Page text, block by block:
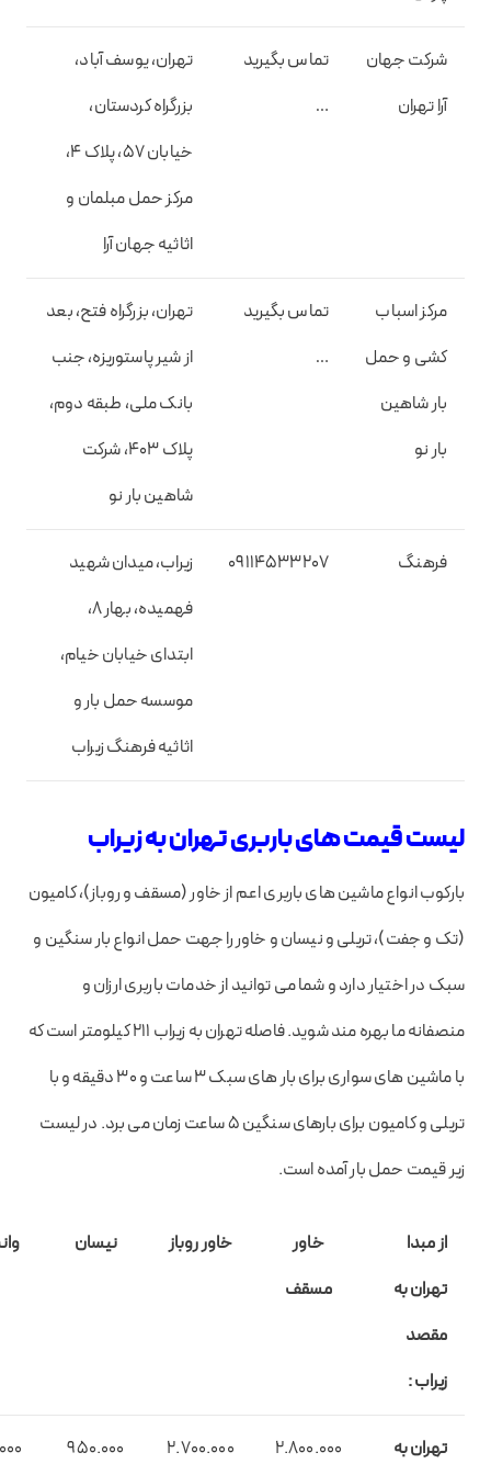
شرکت جهان
آرا تهران
تماس بگیرید
…
تهران، یوسف آباد،
بزرگراه کردستان،
خیابان 57، پلاک 4،
مرکز حمل مبلمان و
اثاثیه جهان آرا
مرکز اسباب
کشی و حمل
بار شاهین
بار نو
تماس بگیرید
…
تهران، بزرگراه فتح، بعد
از شیر پاستوریزه، جنب
بانک ملی، طبقه دوم،
پلاک 403، شرکت
شاهین بار نو
فرهنگ 09114533207
زیراب، میدان شهید
فهمیده، بهار 8،
ابتدای خیابان خیام،
موسسه حمل بار و
اثاثیه فرهنگ زیراب
لیست قیمت های باربری تهران به زیراب
بارکوب انواع ماشین های باربری اعم از خاور (مسقف و روباز)، کامیون
(تک و جفت)، تریلی و نیسان و خاور را جهت حمل انواع بار سنگین و
سبک در اختیار دارد و شما می توانید از خدمات باربری ارزان و
منصفانه ما بهره مند شوید. فاصله تهران به زیراب 211 کیلومتر است که
با ماشین های سواری برای بار های سبک 3 ساعت و 30 دقیقه و با
تریلی و کامیون برای بارهای سنگین 5 ساعت زمان می برد. در لیست
زیر قیمت حمل بار آمده است.
از مبدا
تهران به
مقصد
زیراب :
خاور
مسقف
خاور روباز نیسان
تهران به
2.800.000
2.700.000
950.000